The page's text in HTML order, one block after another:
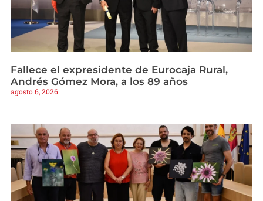
Fallece el expresidente de Eurocaja Rural,
Andrés Gómez Mora, a los 89 años
agosto 6, 2026